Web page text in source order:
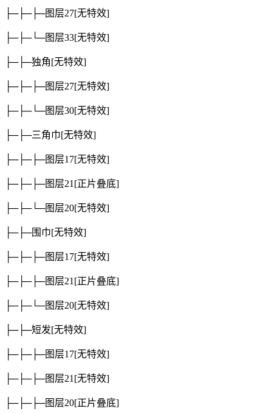
├─├─├─图层27[无特效]
├─├─└─图层33[无特效]
├─├─独角[无特效]
├─├─├─图层27[无特效]
├─├─└─图层30[无特效]
├─├─三角巾[无特效]
├─├─├─图层17[无特效]
├─├─├─图层21 [正片叠底]
├─├─└─图层20[无特效]
├─├─围巾[无特效]
├─├─├─图层17[无特效]
├─├─├─图层21 [正片叠底]
├─├─└─图层20[无特效]
├─├─短发[无特效]
├─├─├─图层17[无特效]
├─├─├─图层21 [无特效]
├─├─├─图层20[正片叠底]